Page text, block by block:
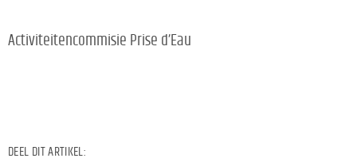
Activiteitencommisie Prise d’Eau
DEEL DIT ARTIKEL: